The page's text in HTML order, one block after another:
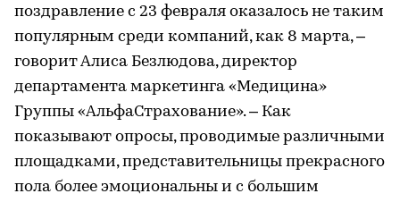
поздравление с 23 февраля оказалось не таким
популярным среди компаний, как 8 марта, –
говорит Алиса Безлюдова, директор
департамента маркетинга «Медицина»
Группы «АльфаСтрахование». – Как
показывают опросы, проводимые различными
площадками, представительницы прекрасного
пола более эмоциональны и с большим